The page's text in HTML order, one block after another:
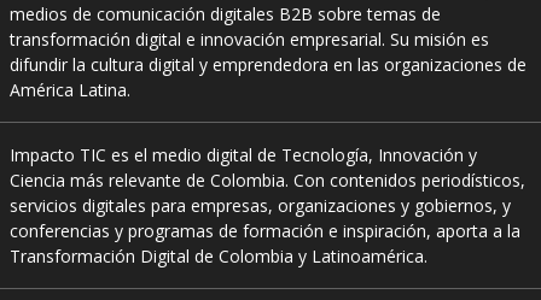
medios de comunicación digitales B2B sobre temas de
transformación digital e innovación empresarial. Su misión es
difundir la cultura digital y emprendedora en las organizaciones de
América Latina.
Impacto TIC es el medio digital de Tecnología, Innovación y
Ciencia más relevante de Colombia. Con contenidos periodísticos,
servicios digitales para empresas, organizaciones y gobiernos, y
conferencias y programas de formación e inspiración, aporta a la
Transformación Digital de Colombia y Latinoamérica.